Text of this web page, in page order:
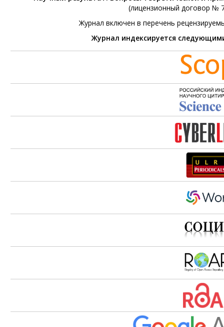
(лицензионный договор №
Журнал включен в перечень
Журнал индексируется